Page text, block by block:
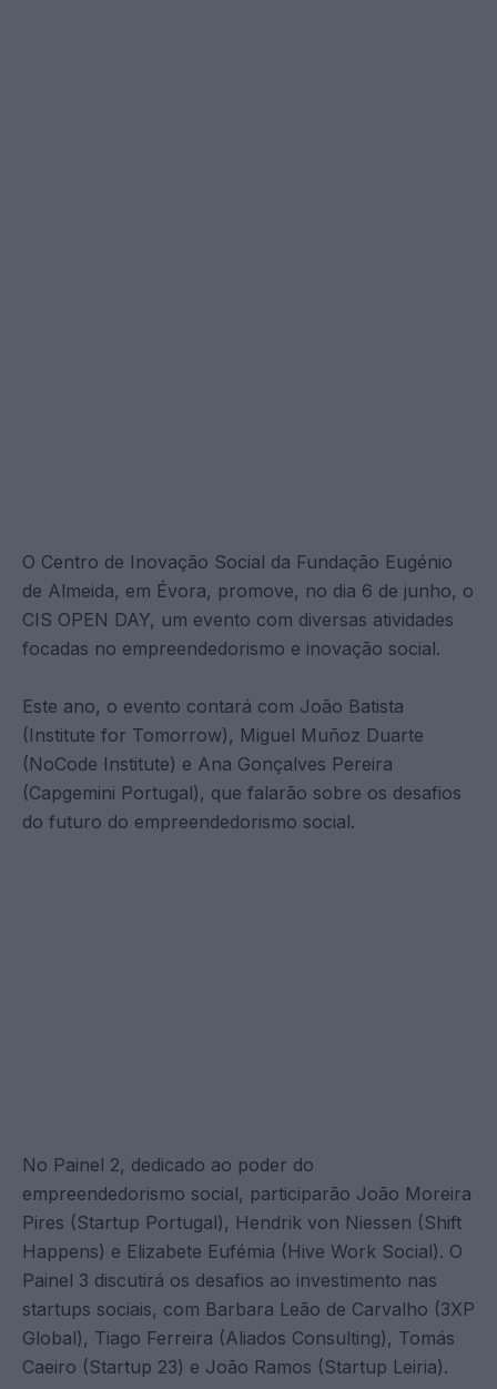
O Centro de Inovação Social da Fundação Eugénio
de Almeida, em Évora, promove, no dia 6 de junho, o
CIS OPEN DAY, um evento com diversas atividades
focadas no empreendedorismo e inovação social.
Este ano, o evento contará com João Batista
(Institute for Tomorrow), Miguel Muñoz Duarte
(NoCode Institute) e Ana Gonçalves Pereira
(Capgemini Portugal), que falarão sobre os desafios
do futuro do empreendedorismo social.
No Painel 2, dedicado ao poder do
empreendedorismo social, participarão João Moreira
Pires (Startup Portugal), Hendrik von Niessen (Shift
Happens) e Elizabete Eufémia (Hive Work Social). O
Painel 3 discutirá os desafios ao investimento nas
startups sociais, com Barbara Leão de Carvalho (3XP
Global), Tiago Ferreira (Aliados Consulting), Tomás
Caeiro (Startup 23) e João Ramos (Startup Leiria).